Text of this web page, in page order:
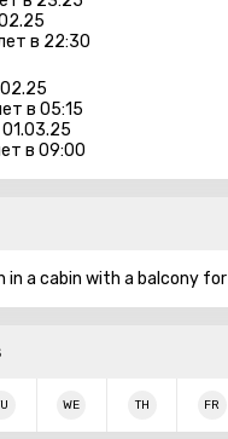
в 22:30
в 05:15
в 09:00
in a cabin with a balcony
WE TH FR